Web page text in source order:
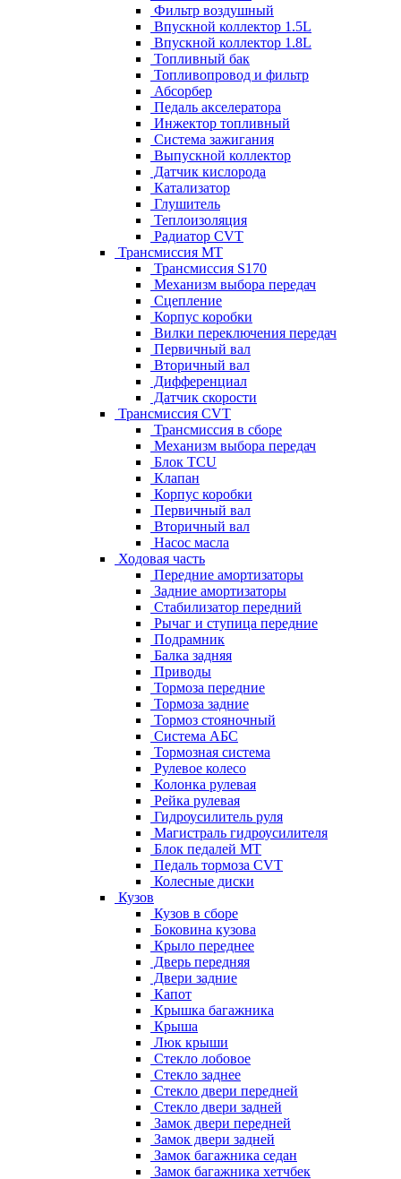
Фильтр воздушный
Впускной коллектор 1.5L
Впускной коллектор 1.8L
Топливный бак
Топливопровод и фильтр
Абсорбер
Педаль акселератора
Инжектор топливный
Система зажигания
Выпускной коллектор
Датчик кислорода
Катализатор
Глушитель
Теплоизоляция
Радиатор CVT
Трансмиссия MT
Трансмиссия S170
Механизм выбора передач
Сцепление
Корпус коробки
Вилки переключения передач
Первичный вал
Вторичный вал
Дифференциал
Датчик скорости
Трансмиссия CVT
Трансмиссия в сборе
Механизм выбора передач
Блок TCU
Клапан
Корпус коробки
Первичный вал
Вторичный вал
Насос масла
Ходовая часть
Передние амортизаторы
Задние амортизаторы
Стабилизатор передний
Рычаг и ступица передние
Подрамник
Балка задняя
Приводы
Тормоза передние
Тормоза задние
Тормоз стояночный
Система АБС
Тормозная система
Рулевое колесо
Колонка рулевая
Рейка рулевая
Гидроусилитель руля
Магистраль гидроусилителя
Блок педалей МТ
Педаль тормоза CVT
Колесные диски
Кузов
Кузов в сборе
Боковина кузова
Крыло переднее
Дверь передняя
Двери задние
Капот
Крышка багажника
Крыша
Люк крыши
Стекло лобовое
Стекло заднее
Стекло двери передней
Стекло двери задней
Замок двери передней
Замок двери задней
Замок багажника седан
Замок багажника хетчбек